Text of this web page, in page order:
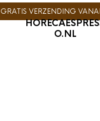
GRATIS VERZENDING
O.NL